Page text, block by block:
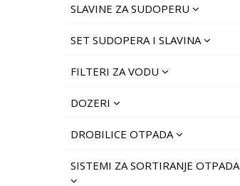
SLAVINE ZA SUDOPERU
SET SUDOPERA I SLAVINA
FILTERI ZA VODU
DOZERI
DROBILICE OTPADA
SISTEMI ZA SORTIRANJE OTPADA